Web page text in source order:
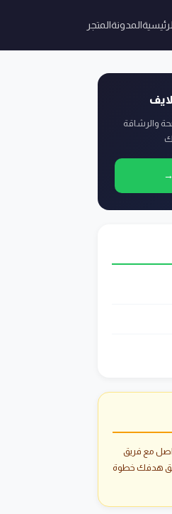
المدونةالمتجر
والرشاقة
مع فريق
هدفك خطوة